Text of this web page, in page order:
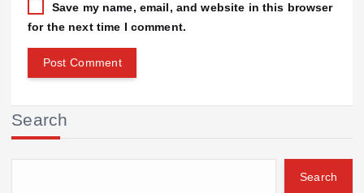
Save my name, email, and website in this browser
for the next time I comment.
Search
Search